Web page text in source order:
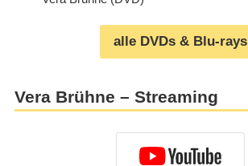
alle DVDs & Blu-rays
Vera Brühne – Streaming